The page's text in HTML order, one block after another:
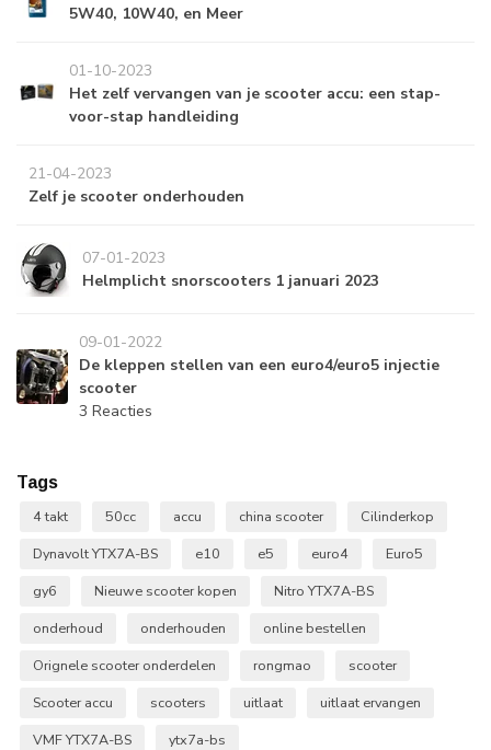
5W40, 10W40, en Meer
01-10-2023
Het zelf vervangen van je scooter accu: een stap-
voor-stap handleiding
21-04-2023
Zelf je scooter onderhouden
07-01-2023
Helmplicht snorscooters 1 januari 2023
09-01-2022
De kleppen stellen van een euro4/euro5 injectie
scooter
3 Reacties
Tags
4 takt
50cc accu china scooter
Cilinderkop
Dynavolt YTX7A-BS
e10 e5 euro4
Euro5
gy6
Nieuwe scooter kopen
Nitro YTX7A-BS
onderhoud
onderhouden
online bestellen
Orignele scooter onderdelen
rongmao
scooter
Scooter accu
scooters uitlaat
uitlaat ervangen
VMF YTX7A-BS
ytx7a-bs